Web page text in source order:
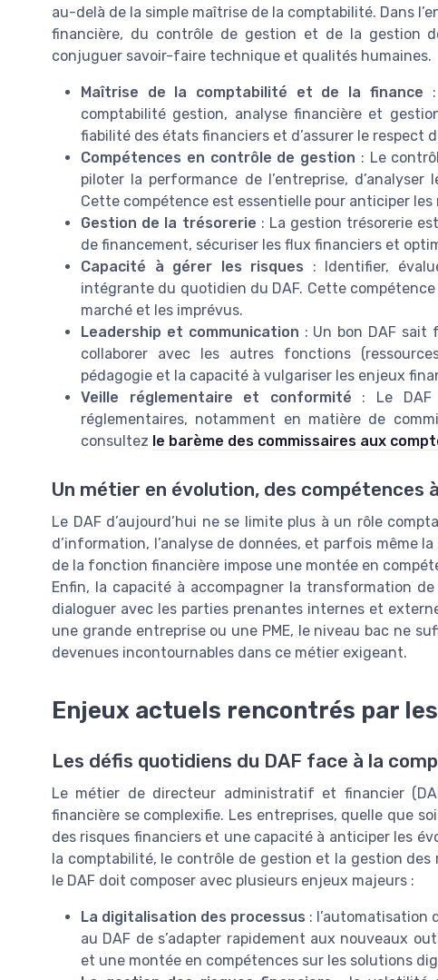
au-delà de la simple maîtrise de la comptabilité. Dans
financière, du contrôle de gestion et de la gestion
conjuguer savoir-faire technique et qualités humaines.
Maîtrise de la comptabilité et de la finance
comptabilité gestion, analyse financière et
fiabilité des états financiers et d’assurer le respect
Compétences en contrôle de gestion : Le
piloter la performance de l’entreprise,
Cette compétence est essentielle pour anticiper
Gestion de la trésorerie : La gestion trésorerie
de financement, sécuriser les flux financiers et
Capacité à gérer les risques : Identifier,
intégrante du quotidien du DAF. Cette
marché et les imprévus.
Leadership et communication : Un bon DAF sait
collaborer avec les autres fonctions
pédagogie et la capacité à vulgariser les enjeux
Veille réglementaire et conformité : Le DAF
réglementaires, notamment en matière de
consultez le barème des commissaires aux
Un métier en évolution, des compétences
Le DAF d’aujourd’hui ne se limite plus à un rôle
d’information, l’analyse de données, et parfois même
de la fonction financière impose une montée en
Enfin, la capacité à accompagner la transformation
dialoguer avec les parties prenantes internes et
une grande entreprise ou une PME, le niveau bac ne
devenues incontournables dans ce métier exigeant.
Enjeux actuels rencontrés par les
Les défis quotidiens du DAF face à la
Le métier de directeur administratif et financier
financière se complexifie. Les entreprises, quelle que
des risques financiers et une capacité à anticiper les
la comptabilité, le contrôle de gestion et la gestion
le DAF doit composer avec plusieurs enjeux majeurs :
La digitalisation des processus : l’automatisation
au DAF de s’adapter rapidement aux nouveaux
et une montée en compétences sur les solutions